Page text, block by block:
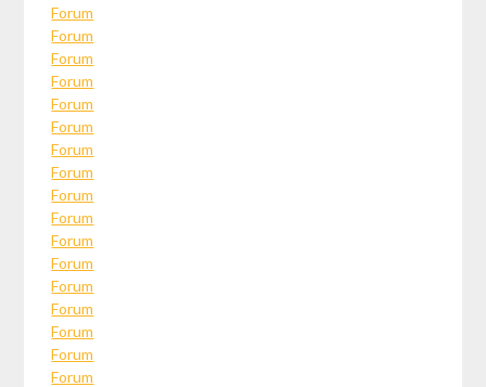
Forum
Forum
Forum
Forum
Forum
Forum
Forum
Forum
Forum
Forum
Forum
Forum
Forum
Forum
Forum
Forum
Forum